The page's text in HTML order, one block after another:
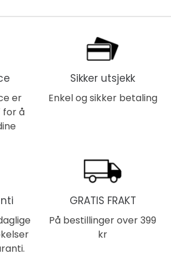
er
for å
Sikker utsjekk
Enkel og sikker betaling
GRATIS FRAKT
På bestillinger over 399
kr